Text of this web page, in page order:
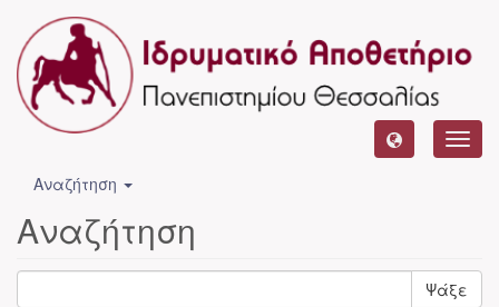
Αναζήτηση
Αναζήτηση
Ψάξε